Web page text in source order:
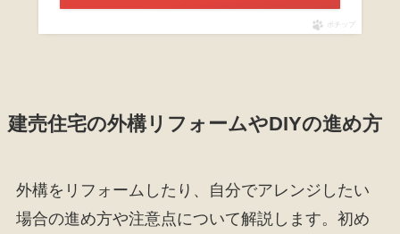
ポチップ
建売住宅の外構リフォームやDIYの進め方
外構をリフォームしたり、自分でアレンジしたい
場合の進め方や注意点について解説します。初め